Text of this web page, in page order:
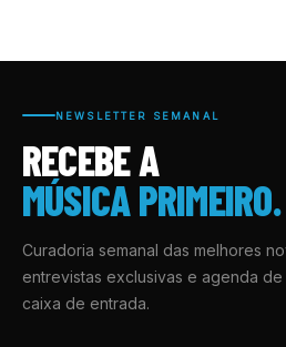
NEWSLETTER SEMANAL
RECEBE A
MÚSICA PRIMEIRO.
Curadoria semanal das melhores
entrevistas exclusivas e agenda
caixa de entrada.